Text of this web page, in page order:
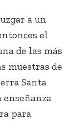
a un
el
de las más
muestras de
Santa
para